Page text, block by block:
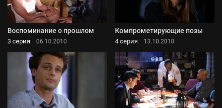
Воспоминание о прошлом
3 серия 06.10.2010
Компрометирующие позы
4 серия 13.10.2010